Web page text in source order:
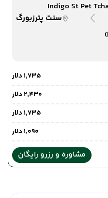
Indigo St Pet
سنت پترزبورگ
۱٬۷۳۵ دلار
۲٬۴۳۰ دلار
۱٬۷۳۵ دلار
۱٬۰۹۰ دلار
مشاوره و رزرو رایگان